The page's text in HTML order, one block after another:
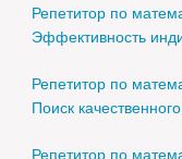
Репетитор по
Эффективность
Репетитор по
Поиск
Репетитор по